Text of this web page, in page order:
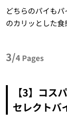
どちらのパイも
のカリッとした食
3/4 Pages
【3】コス
セレクトバ